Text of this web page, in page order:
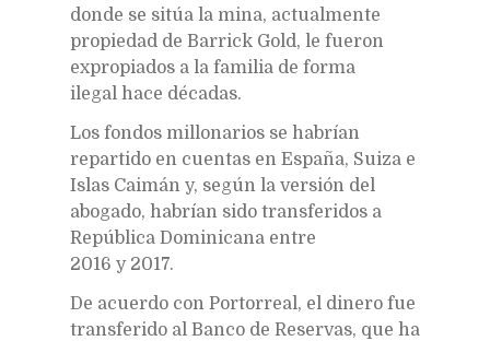
donde se sitúa la mina, actualmente
propiedad de Barrick Gold, le fueron
expropiados a la familia de forma
ilegal hace décadas.
Los fondos millonarios se habrían
repartido en cuentas en España, Suiza e
Islas Caimán y, según la versión del
abogado, habrían sido transferidos a
República Dominicana entre
2016 y 2017.
De acuerdo con Portorreal, el dinero fue
transferido al Banco de Reservas, que ha